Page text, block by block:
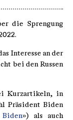
die Sprengung
Interesse an der
bei den Russen
Kurzartikeln, in
Präsident Biden
») als auch